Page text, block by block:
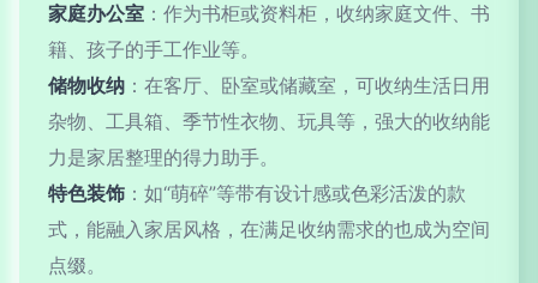
家庭办公室 ：作为书柜或资料柜，收纳家庭文件、书
籍、孩子的手工作业等。
储物收纳 ：在客厅、卧室或储藏室，可收纳生活日用
杂物、工具箱、季节性衣物、玩具等，强大的收纳能
力是家居整理的得力助手。
特色装饰 ：如“萌碎”等带有设计感或色彩活泼的款
式，能融入家居风格，在满足收纳需求的也成为空间
点缀。